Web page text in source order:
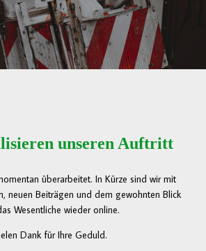
unseren Auftritt
überarbeitet. In Kürze sind wir mit
neuen Beiträgen und dem gewohnten Blick
Wesentliche wieder online.
Dank für Ihre Geduld.